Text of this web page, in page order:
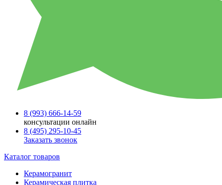
8 (993) 666-14-59
консультации онлайн
8 (495) 295-10-45
Заказать звонок
Каталог товаров
Керамогранит
Керамическая плитка